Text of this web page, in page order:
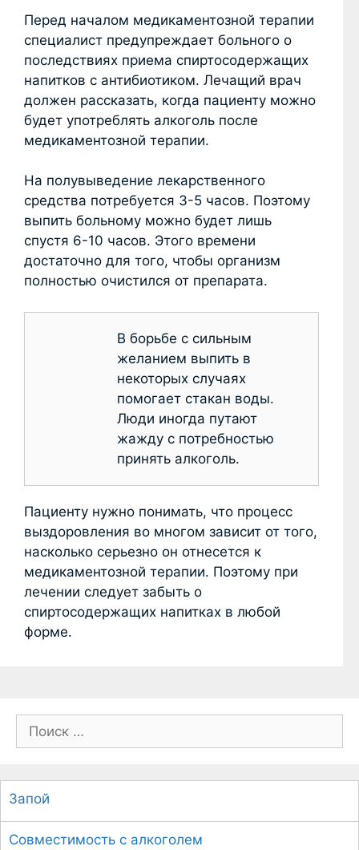
Перед началом медикаментозной терапии
специалист предупреждает больного о
последствиях приема спиртосодержащих
напитков с антибиотиком. Лечащий врач
должен рассказать, когда пациенту можно
будет употреблять алкоголь после
медикаментозной терапии.
На полувыведение лекарственного
средства потребуется 3-5 часов. Поэтому
выпить больному можно будет лишь
спустя 6-10 часов. Этого времени
достаточно для того, чтобы организм
полностью очистился от препарата.
В борьбе с сильным
желанием выпить в
некоторых случаях
помогает стакан воды.
Люди иногда путают
жажду с потребностью
принять алкоголь.
Пациенту нужно понимать, что процесс
выздоровления во многом зависит от того,
насколько серьезно он отнесется к
медикаментозной терапии. Поэтому при
лечении следует забыть о
спиртосодержащих напитках в любой
форме.
о
с
к
:
Запой
Совместимость с алкоголем